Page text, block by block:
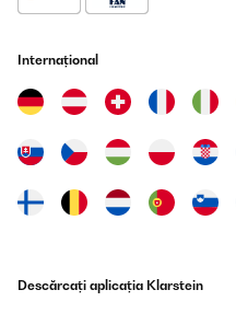
Bisher die Beste
auch absolut auslaufsicher.
beurteilen, wird aber auch
Sohn gefällt es uns er kann
Amazon-Benutzer
Groß, praktisch und schöne
Internațional
Descărcați aplicația Klarstein